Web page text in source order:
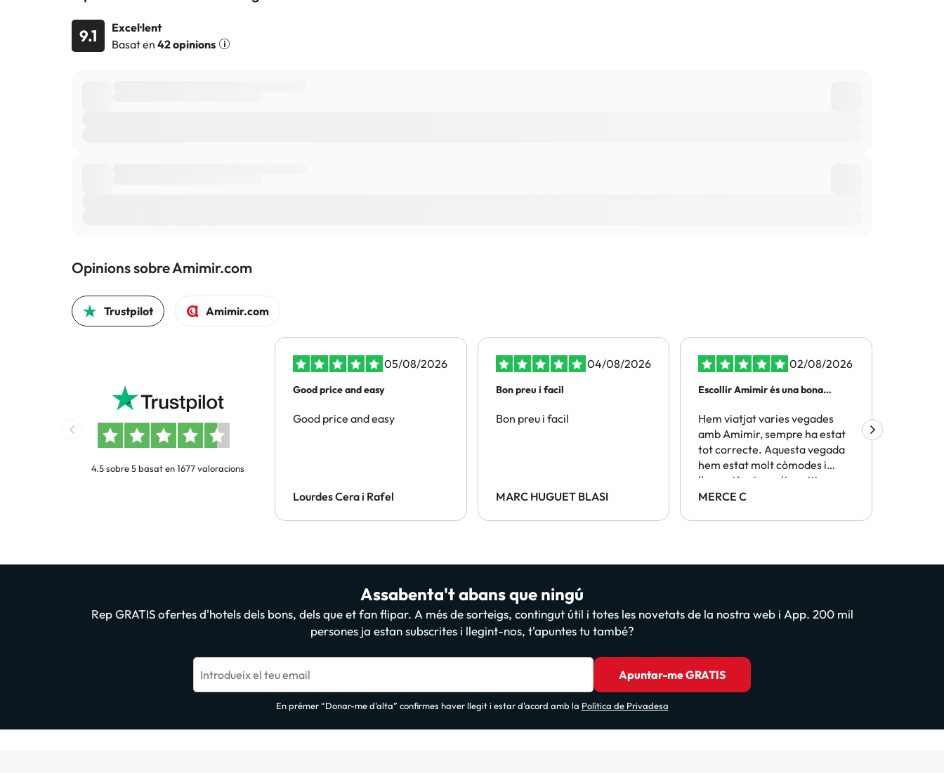
9.1
Excel·lent
Basat en 42 opinions
Opinions sobre Amimir.com
Trustpilot Amimir.com
4.5 sobre 5 basat en 1677 valoracions
05/08/2026
Good price and easy
Good price and easy
Lourdes Cera i Rafel
04/08/2026
Bon preu i facil
Bon preu i facil
MARC HUGUET BLASI
02/08/2026
Escollir Amimir és una bona
Hem viatjat varies vegades
amb Amimir, sempre ha estat
tot correcte. Aquesta vegada
hem estat molt còmodes i
l'experiència molt positiva
MERCE C
Assabenta't abans que ningú
Rep GRATIS ofertes d'hotels dels bons, dels que et fan flipar. A més de sorteigs, contingut útil i totes les novetats de la nostra web i App. 200 mil
persones ja estan subscrites i llegint-nos, t'apuntes tu també?
Introdueix el teu email Apuntar-me GRATIS
En prémer “Donar-me d'alta” confirmes haver llegit i estar d'acord amb la Política de Privadesa